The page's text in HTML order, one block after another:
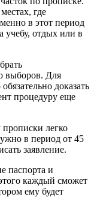
где
в этот период
учебу, отдых или в
выборов. Для
доказать
процедуру еще
прописки легко
в период от 45
заявление.
паспорта и
каждый сможет
ему будет